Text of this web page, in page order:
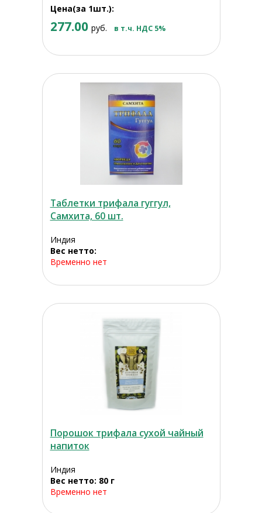
Цена(за 1шт.):
277.00 руб. в т.ч. НДС 5%
Таблетки трифала гуггул,
Самхита, 60 шт.
Индия
Вес нетто:
Временно нет
Порошок трифала сухой чайный
напиток
Индия
Вес нетто: 80 г
Временно нет